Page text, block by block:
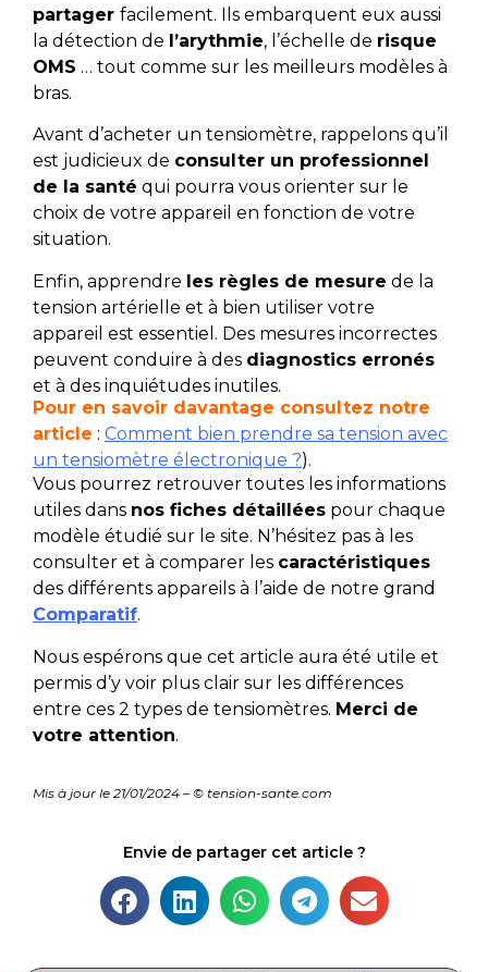
partager facilement. Ils embarquent eux aussi
la détection de l’arythmie, l’échelle de risque
OMS … tout comme sur les meilleurs modèles à
bras.
Avant d’acheter un tensiomètre, rappelons qu’il
est judicieux de consulter un professionnel
de la santé qui pourra vous orienter sur le
choix de votre appareil en fonction de votre
situation.
Enfin, apprendre les règles de mesure de la
tension artérielle et à bien utiliser votre
appareil est essentiel. Des mesures incorrectes
peuvent conduire à des diagnostics erronés
et à des inquiétudes inutiles.
Pour en savoir davantage consultez notre
article : Comment bien prendre sa tension avec
un tensiomètre électronique ?).
Vous pourrez retrouver toutes les informations
utiles dans nos fiches détaillées pour chaque
modèle étudié sur le site. N’hésitez pas à les
consulter et à comparer les caractéristiques
des différents appareils à l’aide de notre grand
Comparatif.
Nous espérons que cet article aura été utile et
permis d’y voir plus clair sur les différences
entre ces 2 types de tensiomètres. Merci de
votre attention.
Mis à jour le 21/01/2024 – © tension-sante.com
Envie de partager cet article ?